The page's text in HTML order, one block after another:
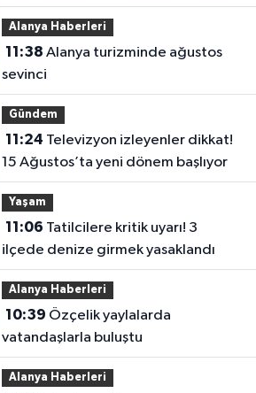
güç katacak
Alanya Haberleri
11:38
sevinci
Gündem
11:24
15 Ağustos’ta yeni dönem başlıyor
Yaşam
11:06
ilçede denize girmek yasaklandı
Alanya Haberleri
10:39
vatandaşlarla buluştu
Alanya Haberleri